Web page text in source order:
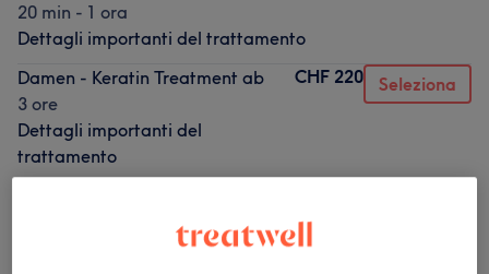
20 min - 1 ora
Dettagli importanti del trattamento
Damen - Keratin Treatment ab
3 ore
Dettagli importanti del
trattamento
CHF 220 Seleziona
Dettagli importanti del trattamento